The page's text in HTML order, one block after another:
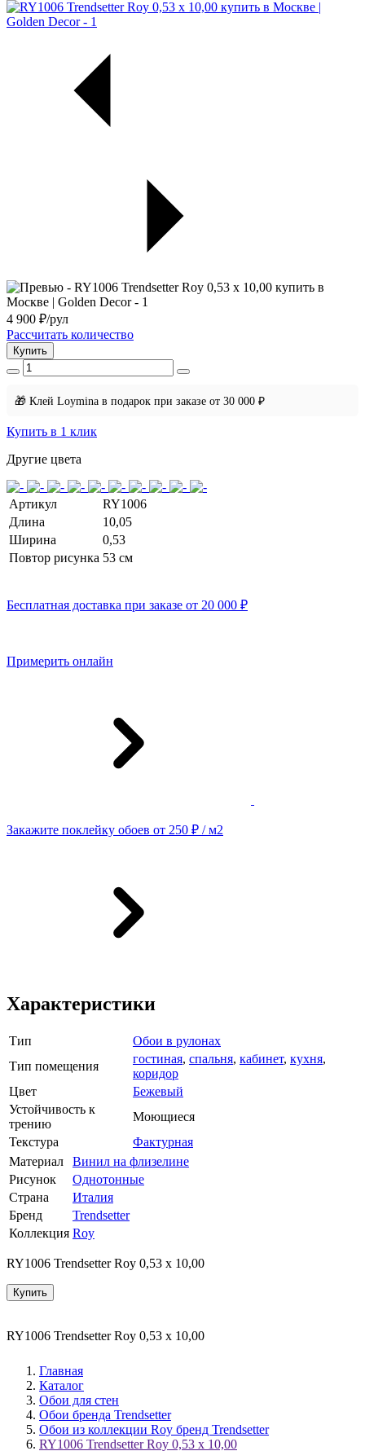
4 900 ₽/рул
Рассчитать количество
Купить
🎁 Клей Loymina в подарок при заказе от 30 000 ₽
Купить в 1 клик
Другие цвета
Артикул
RY1006
Длина
10,05
Ширина
0,53
Повтор рисунка 53 cм
Бесплатная доставка при заказе от 20 000 ₽
Примерить онлайн
Закажите поклейку обоев от 250 ₽ / м2
Характеристики
Тип
Обои в рулонах
Тип помещения
гостиная, спальня, кабинет, кухня,
коридор
Цвет
Бежевый
Устойчивость к
трению
Моющиеся
Текстура
Фактурная
Материал
Винил на флизелине
Рисунок
Однотонные
Страна
Италия
Бренд
Trendsetter
Коллекция Roy
RY1006 Trendsetter Roy 0,53 x 10,00
Купить
RY1006 Trendsetter Roy 0,53 x 10,00
Главная
Каталог
Обои для стен
Обои бренда Trendsetter
Обои из коллекции Roy бренд Trendsetter
RY1006 Trendsetter Roy 0,53 x 10,00